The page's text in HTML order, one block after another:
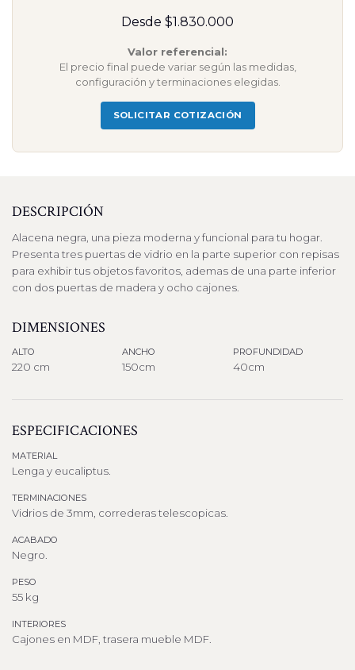
Desde $1.830.000
Valor referencial:
El precio final puede variar según las medidas,
configuración y terminaciones elegidas.
SOLICITAR COTIZACIÓN
DESCRIPCIÓN
Alacena negra, una pieza moderna y funcional para tu hogar.
Presenta tres puertas de vidrio en la parte superior con repisas
para exhibir tus objetos favoritos, ademas de una parte inferior
con dos puertas de madera y ocho cajones.
DIMENSIONES
ALTO
220 cm
ANCHO
150cm
PROFUNDIDAD
40cm
ESPECIFICACIONES
MATERIAL
Lenga y eucaliptus.
TERMINACIONES
Vidrios de 3mm, correderas telescopicas.
ACABADO
Negro.
PESO
55 kg
INTERIORES
Cajones en MDF, trasera mueble MDF.